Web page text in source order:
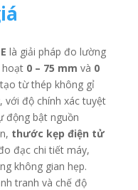
là giải pháp đo lường
hoạt 0 – 75 mm và 0
từ thép không gỉ
, với độ chính xác tuyệt
động bật nguồn
thước kẹp điện tử
đạc chi tiết máy,
không gian hẹp.
tranh và chế độ